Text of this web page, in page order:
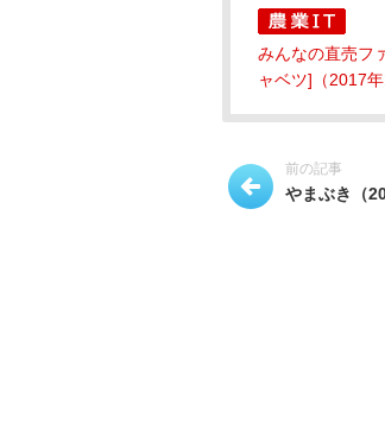
みんなの直売フ
ャベツ]（2017年
前の記事
やまぶき（